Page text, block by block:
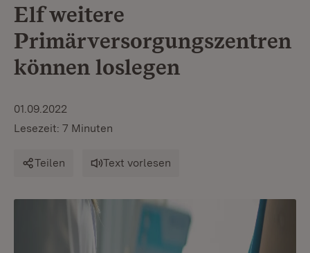
Elf weitere
Primärversorgungszentren
können loslegen
01.09.2022
Lesezeit: 7 Minuten
Teilen Text vorlesen